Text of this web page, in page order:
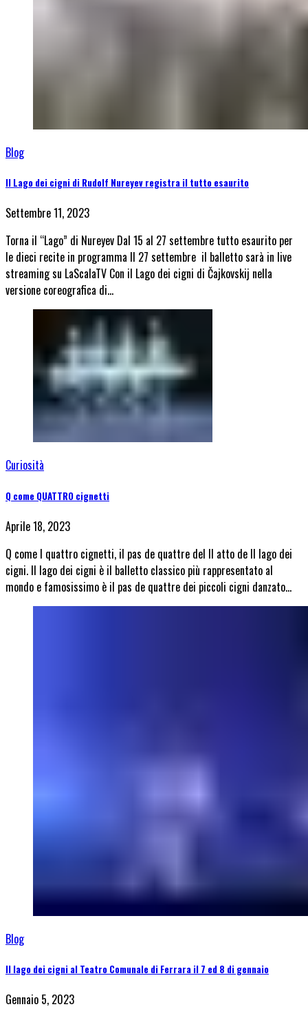
Blog
Il Lago dei cigni di Rudolf Nureyev registra il tutto esaurito
Settembre 11, 2023
Torna il “Lago” di Nureyev Dal 15 al 27 settembre tutto esaurito per
le dieci recite in programma Il 27 settembre il balletto sarà in live
streaming su LaScalaTV Con il Lago dei cigni di Čajkovskij nella
versione coreografica di…
Curiosità
Q come QUATTRO cignetti
Aprile 18, 2023
Q come I quattro cignetti, il pas de quattre del II atto de Il lago dei
cigni. Il lago dei cigni è il balletto classico più rappresentato al
mondo e famosissimo è il pas de quattre dei piccoli cigni danzato…
Blog
Il lago dei cigni al Teatro Comunale di Ferrara il 7 ed 8 di gennaio
Gennaio 5, 2023